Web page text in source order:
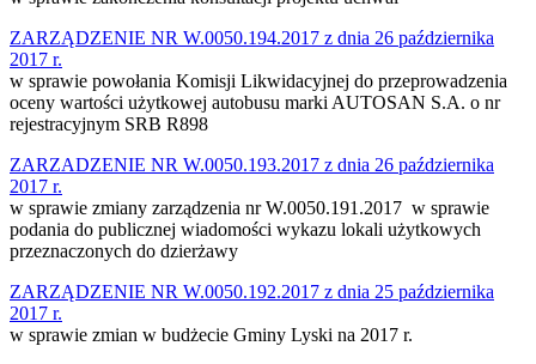
ZARZĄDZENIE NR W.0050.194.2017 z dnia 26 października
2017 r.
w sprawie powołania Komisji Likwidacyjnej do przeprowadzenia
oceny wartości użytkowej autobusu marki AUTOSAN S.A. o nr
rejestracyjnym SRB R898
ZARZADZENIE NR W.0050.193.2017 z dnia 26 października
2017 r.
w sprawie zmiany zarządzenia nr W.0050.191.2017 w sprawie
podania do publicznej wiadomości wykazu lokali użytkowych
przeznaczonych do dzierżawy
ZARZĄDZENIE NR W.0050.192.2017 z dnia 25 października
2017 r.
w sprawie zmian w budżecie Gminy Lyski na 2017 r.